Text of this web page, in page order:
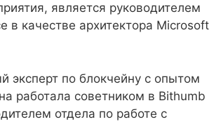
является руководителем
в качестве архитектора Microsoft
эксперт по блокчейну с опытом
работала советником в Bithumb
отдела по работе с